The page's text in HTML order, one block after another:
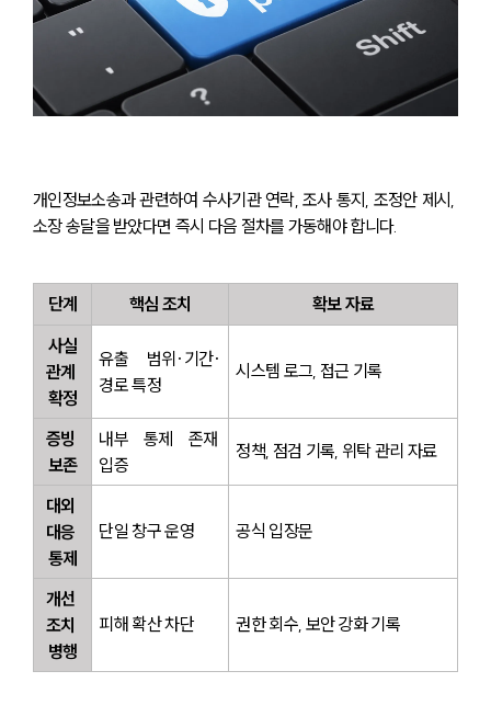
개인정보소송과 관련하여 수사기관 연락, 조사 통지, 조정안 제시,
소장 송달을 받았다면 즉시 다음 절차를 가동해야 합니다.
단계 핵심 조치
확보 자료
사실
관계
확정
유출 범위·기간·
경로 특정
시스템 로그, 접근 기록
증빙
보존
내부 통제 존재
입증
정책, 점검 기록, 위탁 관리 자료
대외
대응
통제
단일 창구 운영 공식 입장문
개선
조치
병행
피해 확산 차단 권한 회수, 보안 강화 기록